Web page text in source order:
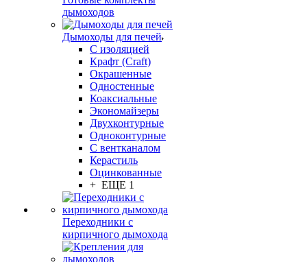
дымоходов
Дымоходы для печей
С изоляцией
Крафт (Craft)
Окрашенные
Одностенные
Коаксиальные
Экономайзеры
Двухконтурные
Одноконтурные
С вентканалом
Керастиль
Оцинкованные
+ ЕЩЕ 1
Переходники с
кирпичного дымохода